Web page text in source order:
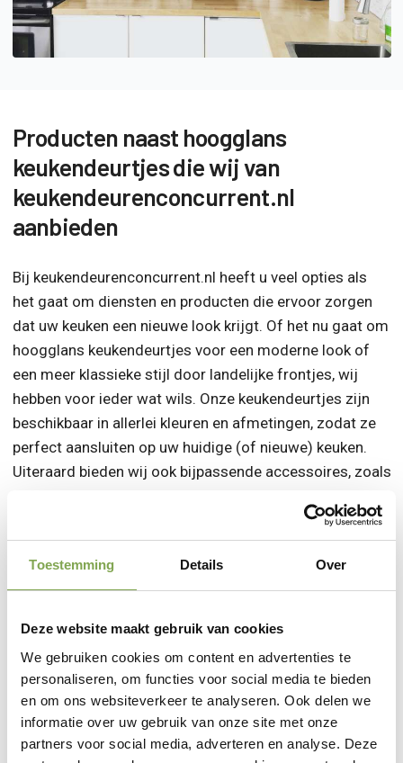
Toestemming Details Over
Deze website maakt gebruik van cookies
We gebruiken cookies om content en advertenties te
personaliseren, om functies voor social media te bieden
en om ons websiteverkeer te analyseren. Ook delen we
informatie over uw gebruik van onze site met onze
partners voor social media, adverteren en analyse. Deze
Producten naast hoogglans
keukendeurtjes die wij van
keukendeurenconcurrent.nl
aanbieden
Bij keukendeurenconcurrent.nl heeft u veel opties als
het gaat om diensten en producten die ervoor zorgen
dat uw keuken een nieuwe look krijgt. Of het nu gaat om
hoogglans keukendeurtjes voor een moderne look of
een meer klassieke stijl door landelijke frontjes, wij
hebben voor ieder wat wils. Onze keukendeurtjes zijn
beschikbaar in allerlei kleuren en afmetingen, zodat ze
perfect aansluiten op uw huidige (of nieuwe) keuken.
Uiteraard bieden wij ook bijpassende accessoires, zoals
Stel uw keukendeuren samen
Waarom u uw hoogglans
keukendeurtjes het beste bij ons kunt
aanschaffen